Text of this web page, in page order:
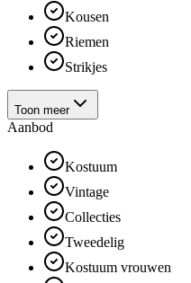
Kousen
Riemen
Strikjes
Toon meer
Aanbod
Kostuum
Vintage
Collecties
Tweedelig
Kostuum vrouwen